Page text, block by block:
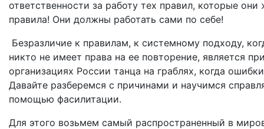
ответственности за работу тех правил, которые
правила! Они должны работать сами по себе!
Безразличие к правилам, к системному подходу,
никто не имеет права на ее повторение, является
организациях России танца на граблях, когда
Давайте разберемся с причинами и научимся
помощью фасилитации.
Для этого возьмем самый распространенный в